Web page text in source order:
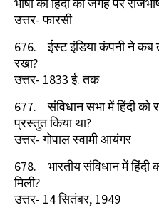
उत्तर- फारसी
676.
ईस्ट इंडिया कंपनी ने कब
रखा?
उत्तर- 1833ई. तक
677.
संविधान सभा में हिंदी को
प्रस्तुत किया था?
उत्तर- गोपाल स्वामी आयंगर
678.
भारतीय संविधान में
मिली?
उत्तर- 14सितंबर, 1949